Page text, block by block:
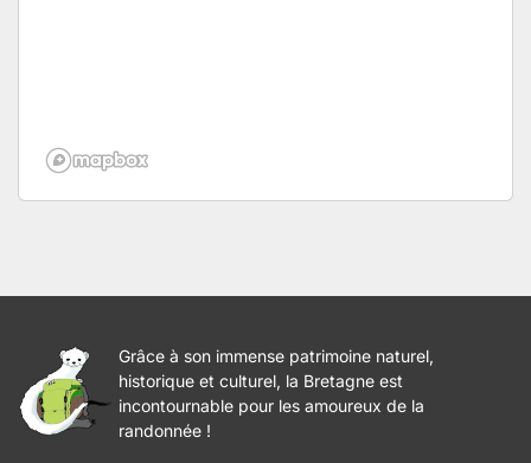
Grâce à son immense patrimoine naturel,
historique et culturel, la Bretagne est
incontournable pour les amoureux de la
randonnée !